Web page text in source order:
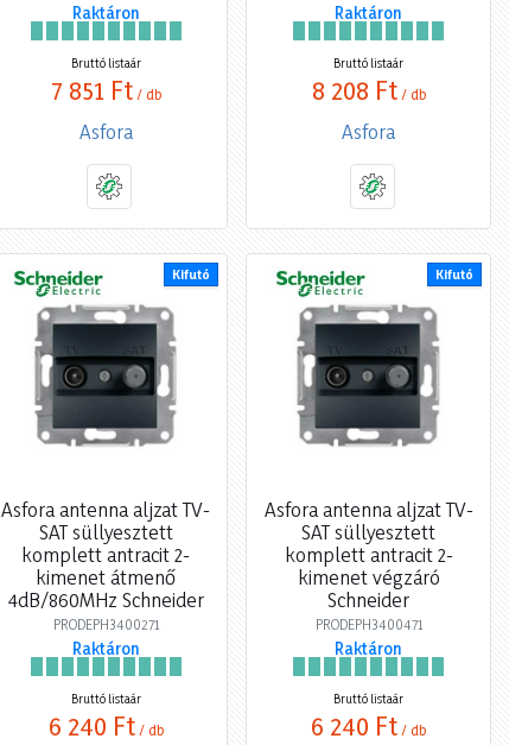
Raktáron
Bruttó listaár
7 851 Ft / db
Asfora
Raktáron
Bruttó listaár
8 208 Ft / db
Asfora
Kifutó
Asfora antenna aljzat TV-
SAT süllyesztett
komplett antracit 2-
kimenet átmenő
4dB/860MHz Schneider
PRODEPH3400271
Raktáron
Bruttó listaár
6 240 Ft / db
Kifutó
Asfora antenna aljzat TV-
SAT süllyesztett
komplett antracit 2-
kimenet végzáró
Schneider
PRODEPH3400471
Raktáron
Bruttó listaár
6 240 Ft / db